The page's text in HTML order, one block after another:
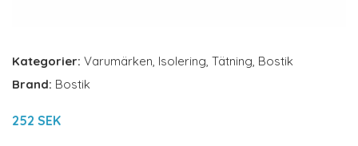
Kategorier: Varumärken, Isolering, Tätning, Bostik
Brand: Bostik
252 SEK